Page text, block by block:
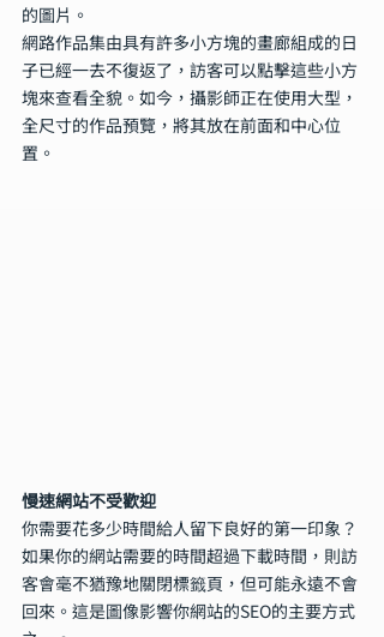
的圖片。
網路作品集由具有許多小方塊的畫廊組成的日
子已經一去不復返了，訪客可以點擊這些小方
塊來查看全貌。如今，攝影師正在使用大型，
全尺寸的作品預覽，將其放在前面和中心位
置。
慢速網站不受歡迎
你需要花多少時間給人留下良好的第一印象？
如果你的網站需要的時間超過下載時間，則訪
客會毫不猶豫地關閉標籤頁，但可能永遠不會
回來。這是圖像影響你網站的SEO的主要方式